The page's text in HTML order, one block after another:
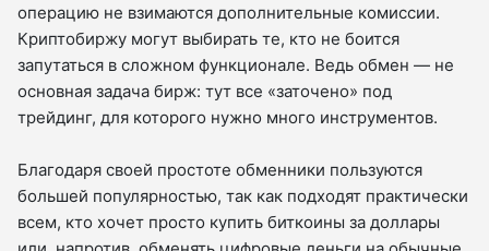
операцию не взимаются дополнительные комиссии.
Криптобиржу могут выбирать те, кто не боится
запутаться в сложном функционале. Ведь обмен — не
основная задача бирж: тут все «заточено» под
трейдинг, для которого нужно много инструментов.
Благодаря своей простоте обменники пользуются
большей популярностью, так как подходят практически
всем, кто хочет просто купить биткоины за доллары